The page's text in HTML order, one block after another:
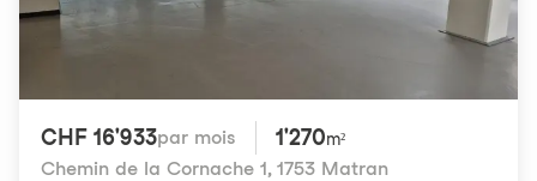
CHF 16'933par mois 1'270m²
Chemin de la Cornache 1, 1753 Matran